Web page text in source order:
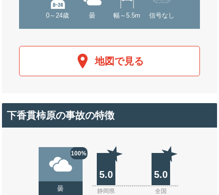
0～24歳 曇 幅～5.5m 信号なし
地図で見る
下香貫柿原の事故の特徴
100%
曇
5.0 5.0
静岡県 全国